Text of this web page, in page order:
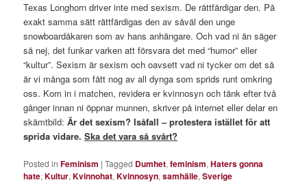
Texas Longhorn driver inte med sexism. De rättfärdigar den. På
exakt samma sätt rättfärdigas den av såväl den unge
snowboardåkaren som av hans anhängare. Och vad ni än säger
så nej, det funkar varken att försvara det med “humor” eller
“kultur”. Sexism är sexism och oavsett vad ni tycker om det så
är vi många som fått nog av all dynga som sprids runt omkring
oss. Kom in i matchen, revidera er kvinnosyn och tänk efter två
gånger innan ni öppnar munnen, skriver på internet eller delar en
skämtbild:Är det sexism? Isåfall – protestera istället för att
sprida vidare.Ska det vara så svårt?
Posted in Feminism |Tagged Dumhet,feminism,Haters gonna
hate,Kultur,Kvinnohat,Kvinnosyn,samhälle,Sverige